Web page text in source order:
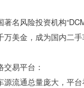
名风险投资机构
美金，成为国内二手
易平台：
流通总量庞大，平